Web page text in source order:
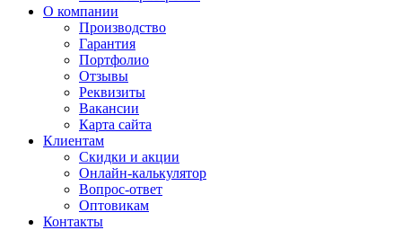
О компании
Производство
Гарантия
Портфолио
Отзывы
Реквизиты
Вакансии
Карта сайта
Клиентам
Скидки и акции
Онлайн-калькулятор
Вопрос-ответ
Оптовикам
Контакты